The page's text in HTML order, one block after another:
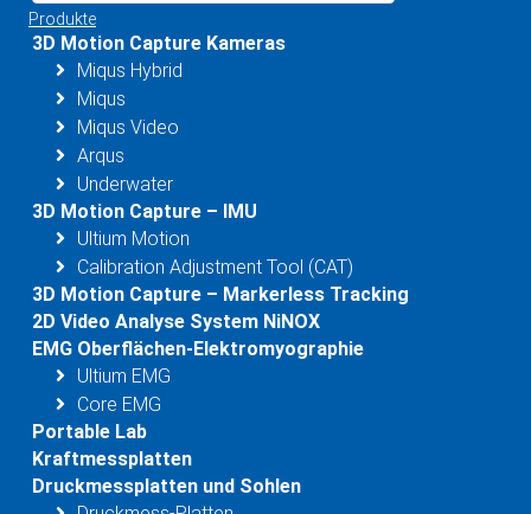
Produkte
3D Motion Capture Kameras
Miqus Hybrid
Miqus
Miqus Video
Arqus
Underwater
3D Motion Capture – IMU
Ultium Motion
Calibration Adjustment Tool (CAT)
3D Motion Capture – Markerless Tracking
2D Video Analyse System NiNOX
EMG Oberflächen-Elektromyographie
Ultium EMG
Core EMG
Portable Lab
Kraftmessplatten
Druckmessplatten und Sohlen